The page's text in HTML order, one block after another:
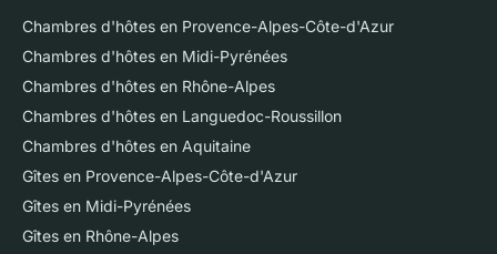
Chambres d'hôtes en Provence-Alpes-Côte-d'Azur
Chambres d'hôtes en Midi-Pyrénées
Chambres d'hôtes en Rhône-Alpes
Chambres d'hôtes en Languedoc-Roussillon
Chambres d'hôtes en Aquitaine
Gîtes en Provence-Alpes-Côte-d'Azur
Gîtes en Midi-Pyrénées
Gîtes en Rhône-Alpes